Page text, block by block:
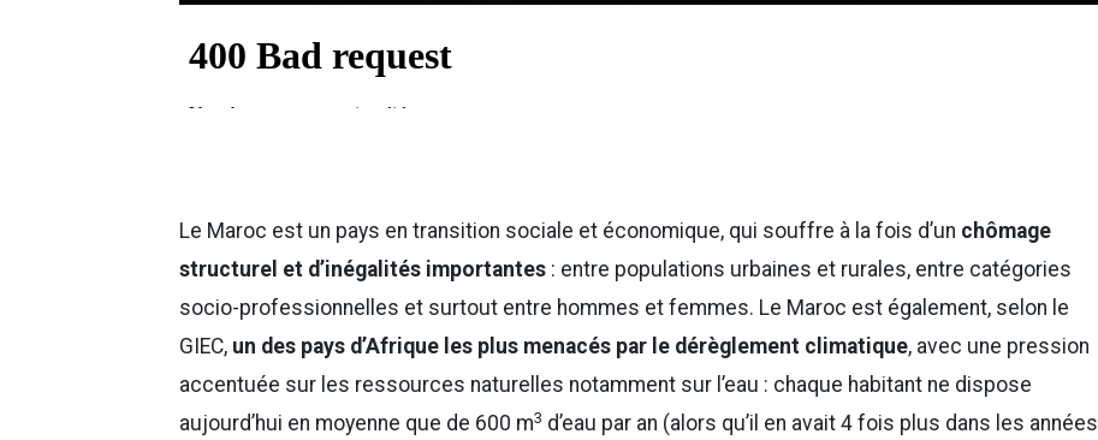
Le Maroc est un pays en transition sociale et économique, qui souffre à la fois d’un chômage
structurel et d’inégalités importantes : entre populations urbaines et rurales, entre catégories
socio-professionnelles et surtout entre hommes et femmes. Le Maroc est également, selon le
GIEC, un des pays d’Afrique les plus menacés par le dérèglement climatique, avec une pression
accentuée sur les ressources naturelles notamment sur l’eau : chaque habitant ne dispose
aujourd’hui en moyenne que de 600 m3 d’eau par an (alors qu’il en avait 4 fois plus dans les années